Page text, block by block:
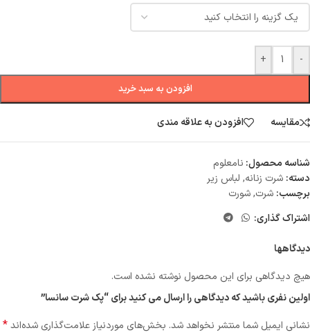
-
+
افزودن به سبد خرید
مقایسه افزودن به علاقه مندی
شناسه محصول: نامعلوم
دسته: شرت زنانه, لباس زیر
برچسب: شرت,شورت
اشتراک گذاری:
دیدگاهها
هیچ دیدگاهی برای این محصول نوشته نشده است.
اولین نفری باشید که دیدگاهی را ارسال می کنید برای “پک شرت سانسا”
نشانی ایمیل شما منتشر نخواهد شد. بخش‌های موردنیاز علامت‌گذاری شده‌اند*